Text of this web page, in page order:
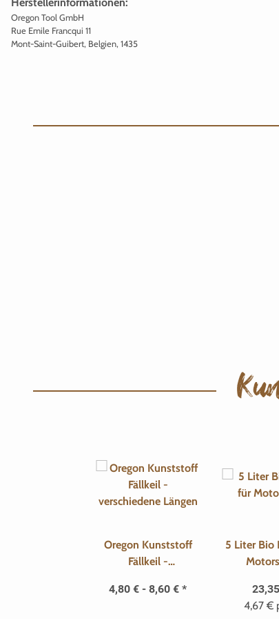
Oregon Tool GmbH
Rue Emile Francqui 11
Mont-Saint-Guibert, Belgien, 1435
Oregon Kunststoff
Fällkeil -
4,80 € - 8,60 € *
5 Liter Bio
4,67 €